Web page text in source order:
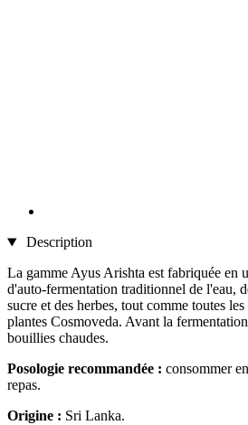
Description
La gamme Ayus Arishta est fabriquée en
d'auto-fermentation traditionnel de l'eau,
sucre et des herbes, tout comme toutes
plantes Cosmoveda. Avant la
bouillies chaudes.
Posologie recommandée : consommer
repas.
Origine : Sri Lanka.